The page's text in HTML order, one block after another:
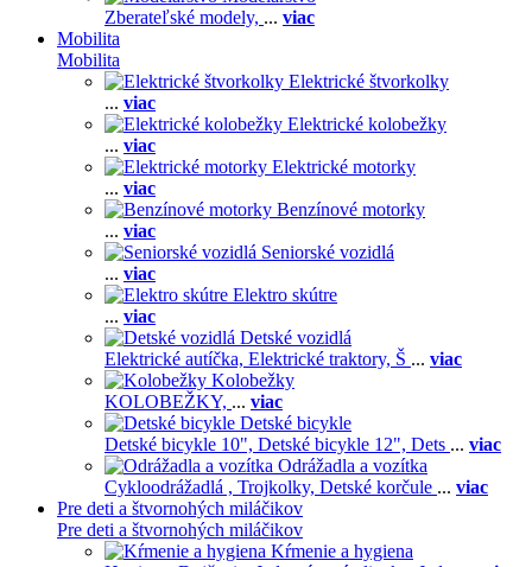
Zberateľské modely, ... viac
Mobilita
Mobilita
Elektrické štvorkolky
... viac
Elektrické kolobežky
... viac
Elektrické motorky
... viac
Benzínové motorky
... viac
Seniorské vozidlá
... viac
Elektro skútre
... viac
Detské vozidlá
Elektrické autíčka, Elektrické traktory, Š ... viac
Kolobežky
KOLOBEŽKY, ... viac
Detské bicykle
Detské bicykle 10", Detské bicykle 12", Dets ... viac
Odrážadla a vozítka
Cykloodrážadlá , Trojkolky, Detské korčule ... viac
Pre deti a štvornohých miláčikov
Pre deti a štvornohých miláčikov
Kŕmenie a hygiena